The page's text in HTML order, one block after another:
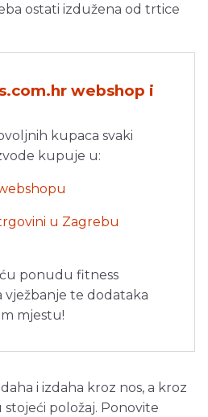
ostati izdužena od trtice
webshop i
kupaca svaki
kupuje u:
u Zagrebu
ponudu fitness
vježbanje te dodataka
mjestu!
i izdaha kroz nos, a kroz
položaj. Ponovite